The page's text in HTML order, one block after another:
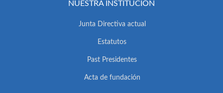
NUESTRA INSTITUCIÓN
Junta Directiva actual
Estatutos
Past Presidentes
Acta de fundación